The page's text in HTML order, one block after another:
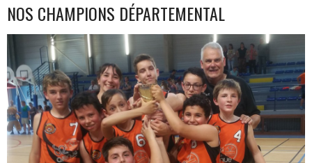
NOS CHAMPIONS DÉPARTEMENTAL